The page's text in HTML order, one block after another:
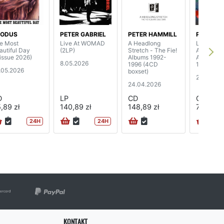
Most
Day
2026)
zł
24H
PETER GABRIEL
Live At WOMAD
(2LP)
8.05.2026
LP
140,89 zł
24H
PETER HAMMILL
A Headlong
Stretch - The Fie!
Albums 1992-
1996 (4CD
boxset)
24.04.2026
CD
148,89 zł
PINK
Live
Angeles
Arena,
1975
CD
74,89 zł
KONTAKT